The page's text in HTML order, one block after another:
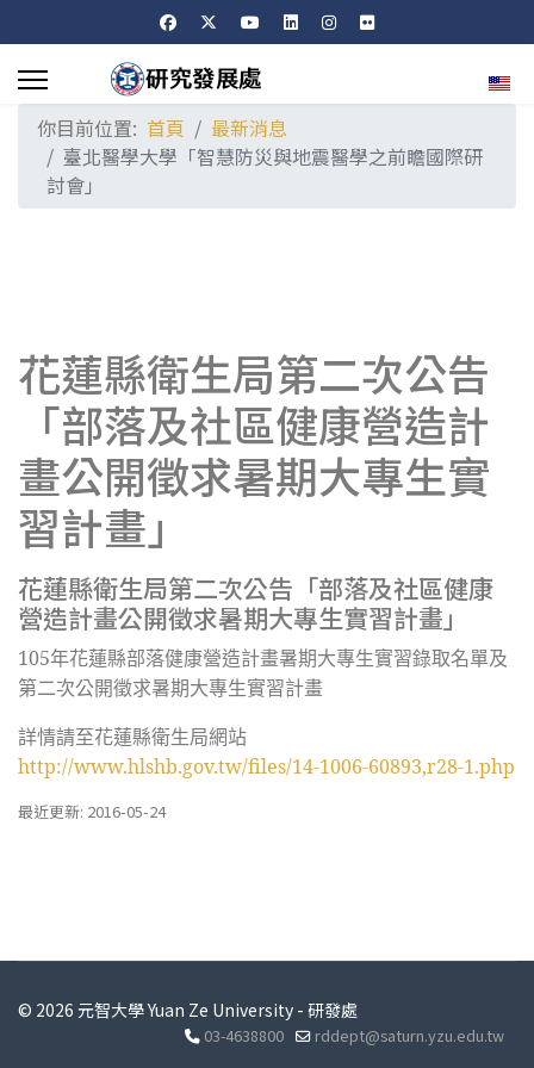
選擇
你目前位置: 首頁
最新消息
臺北醫學大學「智慧防災與地震醫學之前瞻國際研
討會」
花蓮縣衛生局第二次公告
「部落及社區健康營造計
畫公開徵求暑期大專生實
習計畫」
花蓮縣衛生局第二次公告「部落及社區健康
營造計畫公開徵求暑期大專生實習計畫」
105年花蓮縣部落健康營造計畫暑期大專生實習錄取名單及
第二次公開徵求暑期大專生實習計畫
詳情請至花蓮縣衛生局網站
http://www.hlshb.gov.tw/files/14-1006-60893,r28-1.php
最近更新: 2016-05-24
© 2026 元智大學 Yuan Ze University - 研發處
03-4638800 rddept@saturn.yzu.edu.tw